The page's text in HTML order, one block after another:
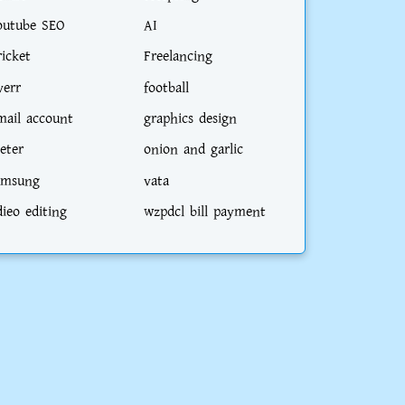
SEO
AI
Freelancing
football
account
graphics design
onion and garlic
vata
editing
wzpdcl bill payment